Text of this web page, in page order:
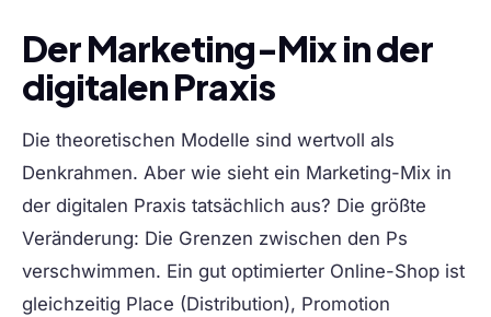
Der Marketing-Mix in der
digitalen Praxis
Die theoretischen Modelle sind wertvoll als
Denkrahmen. Aber wie sieht ein Marketing-Mix in
der digitalen Praxis tatsächlich aus? Die größte
Veränderung: Die Grenzen zwischen den Ps
verschwimmen. Ein gut optimierter Online-Shop ist
gleichzeitig Place (Distribution), Promotion